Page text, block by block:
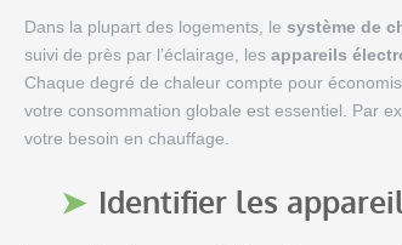
Dans la plupart des logements, le système de
suivi de près par l’éclairage, les appareils
Chaque degré de chaleur compte pour
votre consommation globale est essentiel. Par
votre besoin en chauffage.
Identifier les